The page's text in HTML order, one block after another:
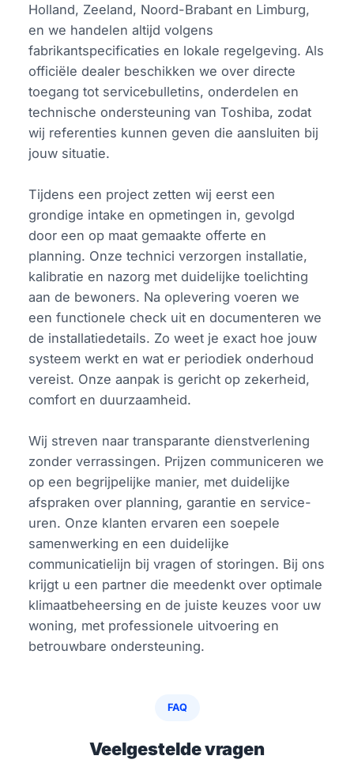
Holland, Zeeland, Noord-Brabant en Limburg,
en we handelen altijd volgens
fabrikantspecificaties en lokale regelgeving. Als
officiële dealer beschikken we over directe
toegang tot servicebulletins, onderdelen en
technische ondersteuning van Toshiba, zodat
wij referenties kunnen geven die aansluiten bij
jouw situatie.
Tijdens een project zetten wij eerst een
grondige intake en opmetingen in, gevolgd
door een op maat gemaakte offerte en
planning. Onze technici verzorgen installatie,
kalibratie en nazorg met duidelijke toelichting
aan de bewoners. Na oplevering voeren we
een functionele check uit en documenteren we
de installatiedetails. Zo weet je exact hoe jouw
systeem werkt en wat er periodiek onderhoud
vereist. Onze aanpak is gericht op zekerheid,
comfort en duurzaamheid.
Wij streven naar transparante dienstverlening
zonder verrassingen. Prijzen communiceren we
op een begrijpelijke manier, met duidelijke
afspraken over planning, garantie en service-
uren. Onze klanten ervaren een soepele
samenwerking en een duidelijke
communicatielijn bij vragen of storingen. Bij ons
krijgt u een partner die meedenkt over optimale
klimaatbeheersing en de juiste keuzes voor uw
woning, met professionele uitvoering en
betrouwbare ondersteuning.
FAQ
Veelgestelde vragen